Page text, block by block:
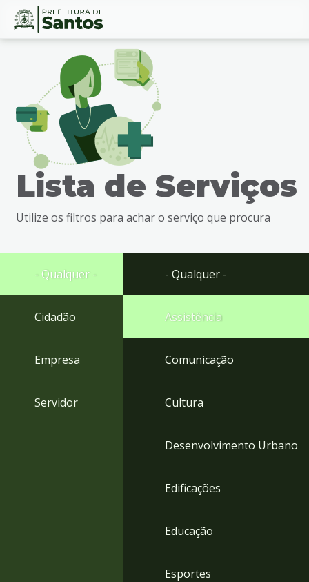
Ir
busca
Ir
rodapé
Conteúdo
Lista de Serviços
Utilize os filtros para achar o serviço que procura
- Qualquer -
Cidadão
Empresa
Servidor
- Qualquer -
Assistência
Comunicação
Cultura
Desenvolvimento Urbano
Edificações
Educação
Esportes